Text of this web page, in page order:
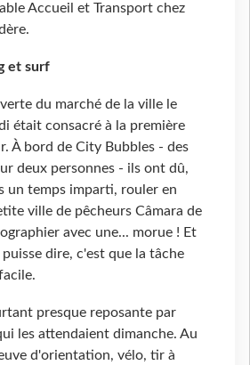
Accueil et Transport chez
et surf
du marché de la ville le
était consacré à la première
À bord de City Bubbles - des
deux personnes - ils ont dû,
un temps imparti, rouler en
ville de pêcheurs Câmara de
avec une... morue ! Et
dire, c'est que la tâche
presque reposante par
les attendaient dimanche. Au
d'orientation, vélo, tir à